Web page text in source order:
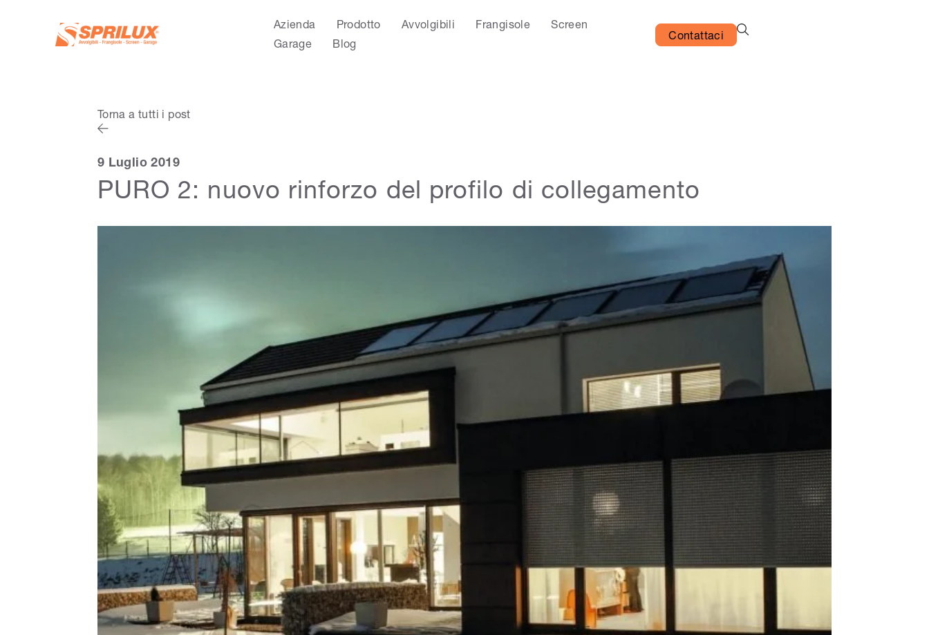
Azienda Prodotto Avvolgibili Frangisole
Screen
Garage
Blog
Contattaci
Torna a tutti i post
9 Luglio 2019
PURO 2: nuovo rinforzo del profilo di collegamento